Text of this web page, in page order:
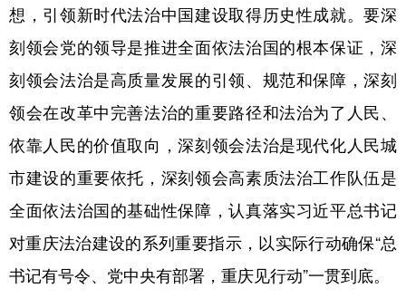
想，引领新时代法治中国建设取得历史性成就。要深
刻领会党的领导是推进全面依法治国的根本保证，深
刻领会法治是高质量发展的引领、规范和保障，深刻
领会在改革中完善法治的重要路径和法治为了人民、
依靠人民的价值取向，深刻领会法治是现代化人民城
市建设的重要依托，深刻领会高素质法治工作队伍是
全面依法治国的基础性保障，认真落实习近平总书记
对重庆法治建设的系列重要指示，以实际行动确保“总
书记有号令、党中央有部署，重庆见行动”一贯到底。